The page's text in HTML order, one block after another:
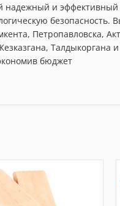
надежный и
безопасность.
Петропавловска,
Талдыкоргана
бюджет